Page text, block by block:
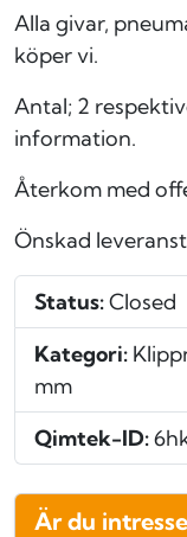
Alla givar,
köper vi.
Antal; 2
information.
Återkom med
Önskad
Status:Closed
Kategori:
mm
Qimtek-ID:
Är du